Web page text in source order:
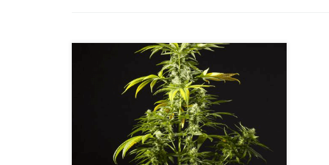
Jak nawadniać marihuanę w systemach
hydroponicznych? Marihuana to roślina, która
bardzo dobrze dostosowuje się do zmian,
możemy wybrać dowolne z różnych podłoży
dostępnych na rynku, aby z łatwością ją
uprawiać. Najpopularniejszymi metodami uprawy
są: gleba i systemy hydroponiczne – obojętne
podłoże, takie jak włókno kokosowe, gliniane
kamyki, wełna mineralna lub […]